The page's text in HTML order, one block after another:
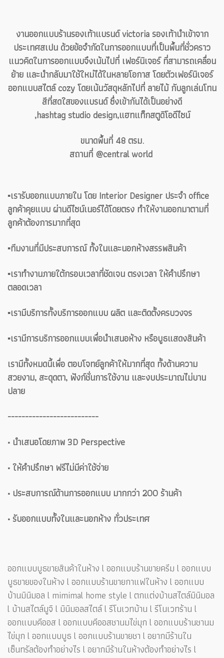
งานออกแบบร้านรองเท้าแบรนด์ victoria รองเท้านำเข้าจาก
ประเทศสเปน ด้วยข้อจำกัดในการออกแบบที่เป็นพื้นที่ชั่วคราว
แนวคิดในการออกแบบจึงเน้นไปที่ เฟอร์นิเจอร์ ที่สามารถเคลื่อน
ย้าย และนำกลับมาใช้ใหม่ได้ในหลายโอกาส โดยตัวเฟอร์นิเจอร์
ออกแบบสไตล์ cozy โดยเน้นวัสดุหลักไปที่ ลายไม้ กับลูกเล่นโทน
สีที่สดใสของแบรนด์ ซึ่งเข้ากันได้เป็นอย่างดี
,hashtag studio design,แฮทแท็กสตูดิโอดีไซน์
ขนาดพื้นที่ 48 ตรม.
สถานที่ @central world
▪️เรารับออกแบบภายใน โดย Interior Designer ประจำ office
ลูกค้าคุยแบบ ผ่านดีไซน์เนอร์ได้โดยตรง ทำให้งานออกมาตามที่
ลูกค้าต้องการมากที่สุด
▪️ทีมงานที่มีประสบการณ์ ทั้งในและนอกห้างสรรพสินค้า
▪️เราทำงานภายใต้กรอบเวลาที่ชัดเจน ตรงเวลา ให้คำปรึกษา
ตลอดเวลา
▪️เรามีบริการทั้งบริการออกแบบ ผลิต และติดตั้งครบวงจร
▪️เรามีการบริการออกแบบเพื่อนำเสนอห้าง หรือบูธแสดงสินค้า
เรามีทั้งหมดนี้เพื่อ ตอบโจทย์ลูกค้าให้มากที่สุด ทั้งด้านความ
สวยงาม, สะดุดตา, ฟังก์ชั่นการใช้งาน และงบประมาณไม่บาน
ปลาย
--------------------------
• นำเสนอโดยภาพ 3D Perspective
• ให้คำปรึกษา ฟรีไม่มีค่าใช้จ่าย
• ประสบการณ์ด้านการออกแบบ มากกว่า 200 ร้านค้า
• รับออกแบบทั้งในและนอกห้าง ทั่วประเทศ
ออกแบบบูธขายสินค้าในห้าง l ออกแบบร้านขายครีม l ออกแบบ
บูธขายของในห้าง l ออกแบบร้านขายกาแฟในห้าง l ออกแบบ
บ้านมินิมอล l mimimal home style l ตกแต่งบ้านสไตล์มินิมอล
l บ้านสไตล์มูจิ l มินิมอลสไตล์ l รีโนเวทบ้าน l รีโนเวทร้าน l
ออกแบบคีออส l ออกแบบคีออสชานมไข่มุก l ออกแบบร้านชานม
ไข่มุก l ออกแบบบูธ l ออกแบบร้านขายชา l อยากมีร้านใน
เซ็นทรัลต้องทำอย่างไร l อยากมีร้านในห้างต้องทำอย่างไร l